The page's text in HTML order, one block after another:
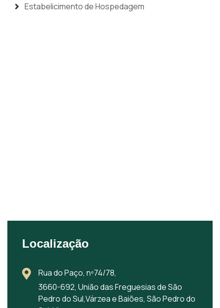
Estabelicimento de Hospedagem
Localização
Rua do Paço, nº74/78,
3660-692, União das Freguesias de São
Pedro do Sul,Várzea e Baiões, São Pedro do